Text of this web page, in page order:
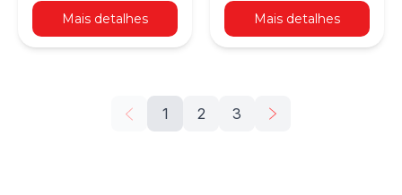
Mais detalhes Mais detalhes
1 2 3